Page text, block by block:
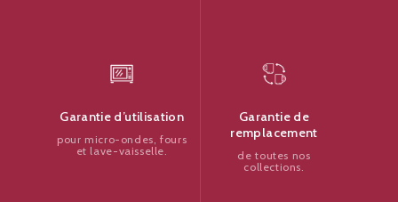
Garantie d’utilisation
pour micro-ondes, fours
et lave-vaisselle.
Garantie de
remplacement
de toutes nos
collections.